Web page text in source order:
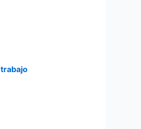
trabajo